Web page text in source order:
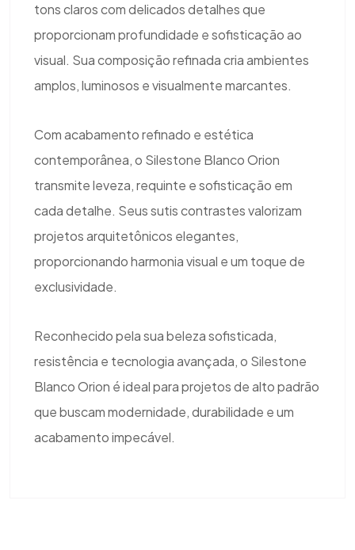
tons claros com delicados detalhes que
proporcionam profundidade e sofisticação ao
visual. Sua composição refinada cria ambientes
amplos, luminosos e visualmente marcantes.
Com acabamento refinado e estética
contemporânea, o Silestone Blanco Orion
transmite leveza, requinte e sofisticação em
cada detalhe. Seus sutis contrastes valorizam
projetos arquitetônicos elegantes,
proporcionando harmonia visual e um toque de
exclusividade.
Reconhecido pela sua beleza sofisticada,
resistência e tecnologia avançada, o Silestone
Blanco Orion é ideal para projetos de alto padrão
que buscam modernidade, durabilidade e um
acabamento impecável.